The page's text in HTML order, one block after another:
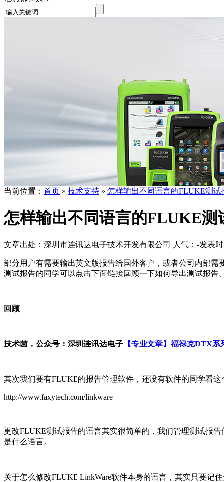
当前位置： 首页 » 技术支持 » 怎样输出不同语言的FLUKE测试
怎样输出不同语言的FLUKE测
文章出处：深圳市连讯达电子技术开发有限公司 人气： -发表时
部分用户有需要输出英文版报告给国外客户，或者公司内部
测试报告的同学可以点击下面链接回顾一下如何导出测试报告。
回顾
技术菌，公众号：深圳连讯达电子 【专业文章】福禄克DTX
其次我们要有FLUKE的报告管理软件，还没有软件的同学看这
http://www.faxytech.com/linkware
更改FLUKE测试报告的语言其实很简单的，我们管理测试报
是什么语言。
关于怎么修改FLUKE LinkWare软件本身的语言，其实只要记